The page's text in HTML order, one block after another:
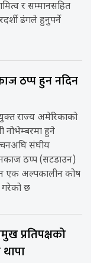
र सम्मानसहित
ढंगले हुनुपर्ने
ठप्प हुन नदिन
राज्य अमेरिकाको
नोभेम्बरमा हुने
संघीय
ठप्प (सटडाउन)
एक अल्पकालीन कोष
गरेको छ
प्रतिपक्षको